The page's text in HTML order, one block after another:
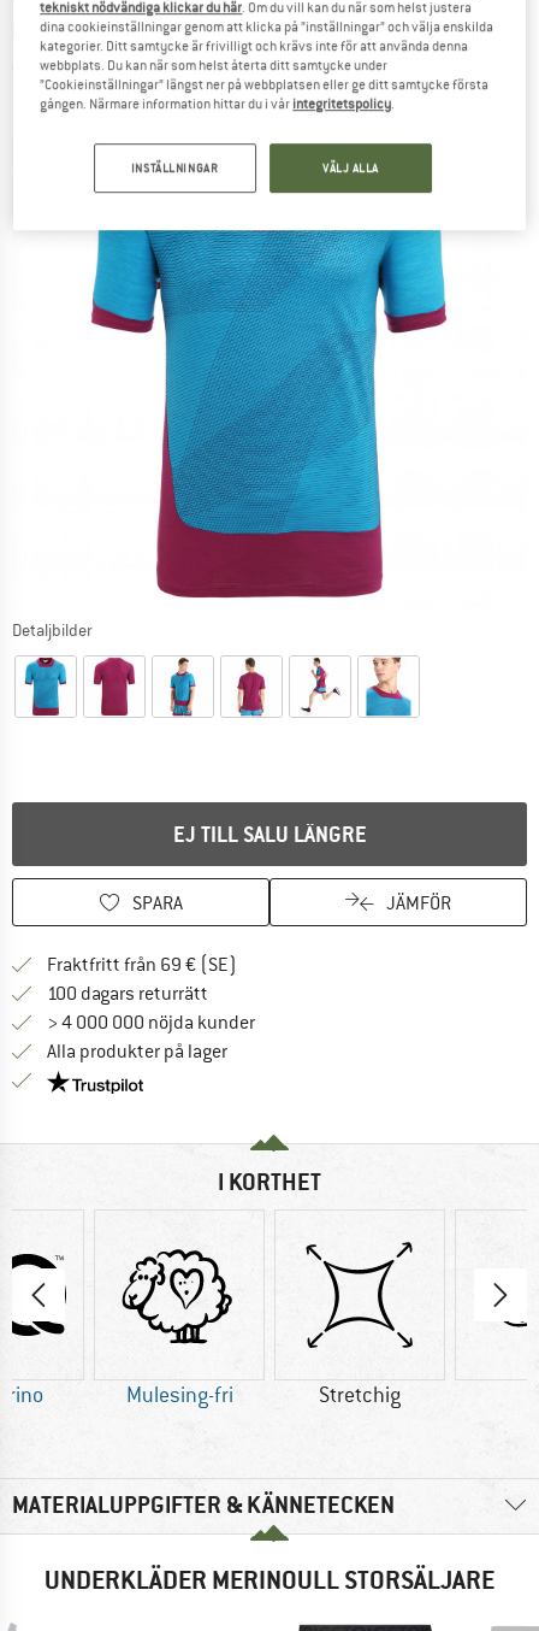
Underkläder merinoull
(0)
Detaljbilder
EJ TILL SALU LÄNGRE
SPARA JÄMFÖR
Fraktfritt från 69 € (SE)
100 dagars returrätt
> 4 000 000 nöjda kunder
Alla produkter på lager
Trust Pilot-garanti - hitta all information här!
I KORTHET
Mulesing-fri Stretchig
MATERIALUPPGIFTER & KÄNNETECKEN
UNDERKLÄDER MERINOULL STORSÄLJARE
tekniskt nödvändiga klickar du här. Om du vill kan du när som helst justera
dina cookieinställningar genom att klicka på ”inställningar” och välja enskilda
kategorier. Ditt samtycke är frivilligt och krävs inte för att använda denna
webbplats. Du kan när som helst återta ditt samtycke under
”Cookieinställningar” längst ner på webbplatsen eller ge ditt samtycke första
gången. Närmare information hittar du i vår integritetspolicy.
INSTÄLLNINGAR VÄLJ ALLA